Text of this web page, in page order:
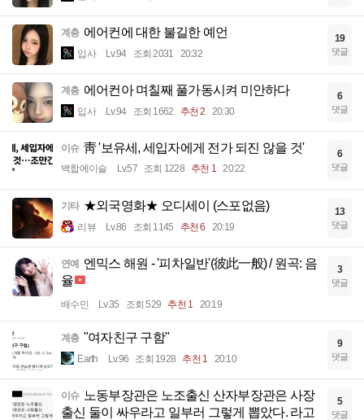
계층 에어컨에 대한 불길한 예언
입사 Lv.94 조회 2031 20:32
19
댓글
계층 에어컨아 며칠째 풀가동시켜 미안하다
입사 Lv.94 조회 1662 추천 2 20:30
6
댓글
이슈 靑 '보유세, 세입자에게 전가 되진 않을 것'
백합에이슬 Lv.57 조회 1228 추천 1 20:22
6
댓글
기타 ★외국영화★ 오디세이 (스포없음)
리뷰 Lv.86 조회 1145 추천 6 20:19
13
댓글
연예 엔믹스 해원 - '피차일반'(彼此一般) / 원곡: 음
율
배수민 Lv.35 조회 529 추천 1 20:19
3
댓글
계층 "여자친구 구함"
Earth Lv.96 조회 1928 추천 1 20:10
9
댓글
이슈 노동부장관은 노조출신 산자부장관은 사장
출신 둘이 싸우라고 일부러 그렇게 뽑았다. 라고
5
댓글